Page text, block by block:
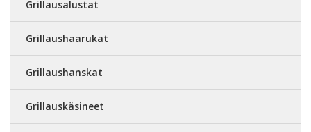
Grillausalustat
Grillaushaarukat
Grillaushanskat
Grillauskäsineet